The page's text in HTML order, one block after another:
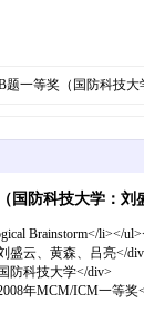
一等奖（国防科技大
防科技大学：刘
Brainstorm</li></
盛云、黄森、吕亮</
防科技大学</div>
年MCM/ICM一等奖